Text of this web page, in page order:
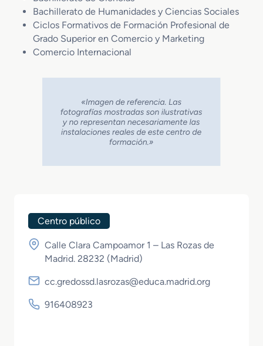
Bachillerato de Humanidades y Ciencias Sociales
Ciclos Formativos de Formación Profesional de
Grado Superior en Comercio y Marketing
Comercio Internacional
Centro público
Calle Clara Campoamor 1 – Las Rozas de
Madrid. 28232 (Madrid)
cc.gredossd.lasrozas@educa.madrid.org
916408923